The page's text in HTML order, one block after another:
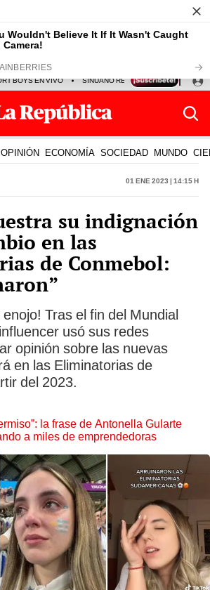
BOYS EN VIVO SINUANO RESULTADOS HOY
OPINIÓN ECONOMÍA SOCIEDAD MUNDO
01 Ene 2023 | 14:15 h
su indignación
en las
de Conmebol:
enojo! Tras el fin del Mundial
usó sus redes
opinión sobre las nuevas
en las Eliminatorias de
del 2023.
la frase de Antonella Gularte
a miles de emprendedoras